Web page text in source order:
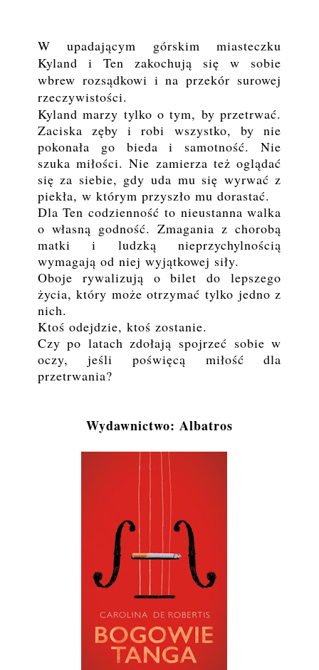
W upadającym górskim miasteczku
Kyland i Ten zakochują się w sobie
wbrew rozsądkowi i na przekór surowej
rzeczywistości.
Kyland marzy tylko o tym, by przetrwać.
Zaciska zęby i robi wszystko, by nie
pokonała go bieda i samotność. Nie
szuka miłości. Nie zamierza też oglądać
się za siebie, gdy uda mu się wyrwać z
piekła, w którym przyszło mu dorastać.
Dla Ten codzienność to nieustanna walka
o własną godność. Zmagania z chorobą
matki i ludzką nieprzychylnością
wymagają od niej wyjątkowej siły.
Oboje rywalizują o bilet do lepszego
życia, który może otrzymać tylko jedno z
nich.
Ktoś odejdzie, ktoś zostanie.
Czy po latach zdołają spojrzeć sobie w
oczy, jeśli poświęcą miłość dla
przetrwania?
Wydawnictwo: Albatros